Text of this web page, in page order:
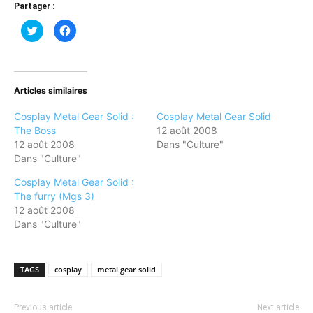
Partager :
Cliquez
pour
partager
dans
nouvelle
fenêtre)
Cliquez
pour
dans
nouvelle
fenêtre)
Articles similaires
Cosplay Metal Gear Solid :
The Boss
12 août 2008
Dans "Culture"
Cosplay Metal Gear Solid
12 août 2008
Dans "Culture"
Cosplay Metal Gear Solid :
The furry (Mgs 3)
12 août 2008
Dans "Culture"
TAGS cosplay metal gear solid
Previous article Next article